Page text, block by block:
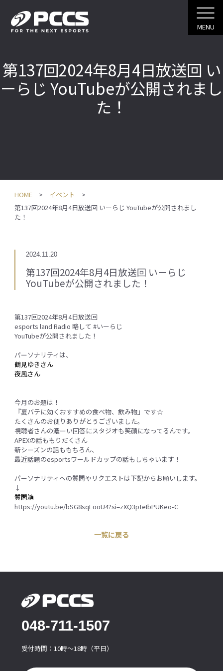
MENU
第137回2024年8月4日放送回 い
ーらじ YouTubeが公開されまし
た！
HOME
イベント
第137回2024年8月4日放送回 いーらじ YouTubeが公開されまし
た！
2024.11.20
第137回2024年8月4日放送回 いーらじ
YouTubeが公開されました！
第137回2024年8月4日放送回
esports land Radio 略して #いーらじ
YouTubeが公開されました！
パーソナリティは、
鶴見ゆきさん
夜風さん
今月のお題は！
『夏バテに効くおすすめの食べ物、飲み物』です☆
たくさんのお便りありがとうございました。
視聴者さんの濃ーい回答にスタジオも笑顔になってるんです。
APEXの話ももりだくさん
新シーズンの話ももちろん、
最近話題のesportsワールドカップの話もしちゃいます！
パーソナリティへの質問やリクエストは下記からお願いします。
↓
質問箱
https://youtu.be/bSG8sqLooU4?si=zXQ3pTeIbPUKeo-C
一覧に戻る
048-711-1507
受付時間：10時〜18時（平日）